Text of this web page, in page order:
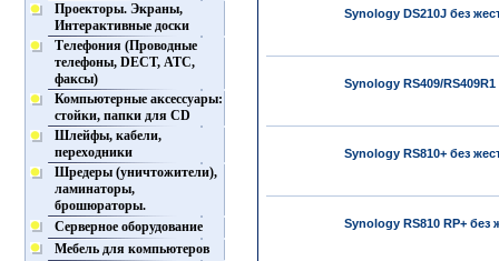
Проекторы. Экраны,
Интерактивные доски
Телефония (Проводные
телефоны, DECT, АТС,
факсы)
Компьютерные аксессуары:
стойки, папки для CD
Шлейфы, кабели,
переходники
Шредеры (уничтожители),
ламинаторы,
брошюраторы.
Серверное оборудование
Мебель для компьютеров
Synology DS210J без
Synology RS409/
Synology RS810+ без
Synology RS810 RP+ без